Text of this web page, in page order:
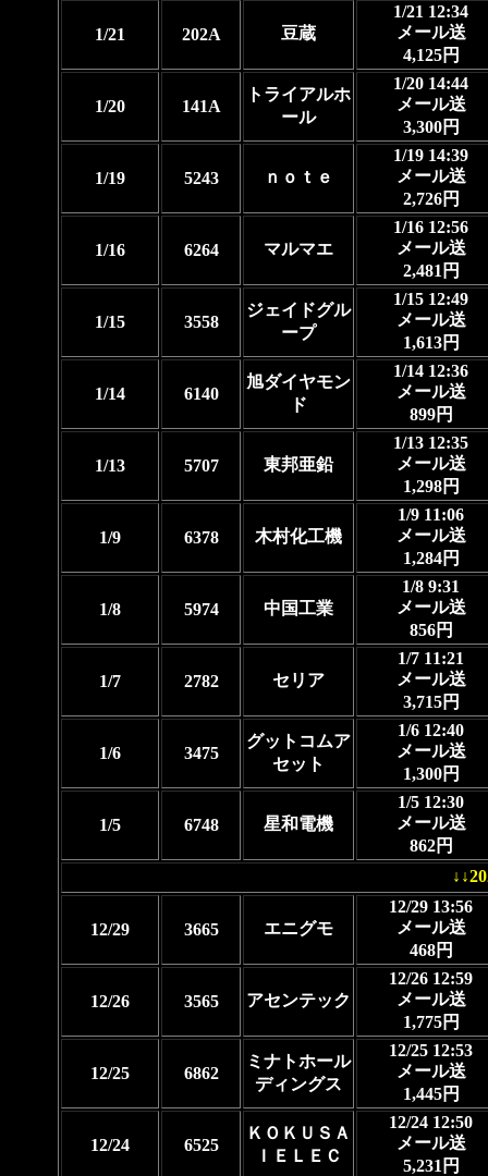
1/21 202A 豆蔵
1/21 12:34
メール送
4,125円
1/20 141A
トライアルホ
ール
1/20 14:44
メール送
3,300円
1/19 5243 ｎｏｔｅ
1/19 14:39
メール送
2,726円
1/16 6264 マルマエ
1/16 12:56
メール送
2,481円
1/15 3558
ジェイドグル
ープ
1/15 12:49
メール送
1,613円
1/14 6140
旭ダイヤモン
ド
1/14 12:36
メール送
899円
1/13 5707 東邦亜鉛
1/13 12:35
メール送
1,298円
1/9 6378 木村化工機
1/9 11:06
メール送
1,284円
1/8 5974 中国工業
1/8 9:31
メール送
856円
1/7 2782 セリア
1/7 11:21
メール送
3,715円
1/6 3475
グットコムア
セット
1/6 12:40
メール送
1,300円
1/5 6748 星和電機
1/5 12:30
メール送
862円
12/29 3665 エニグモ
12/29 13:56
メール送
468円
12/26 3565 アセンテック
12/26 12:59
メール送
1,775円
12/25 6862
ミナトホール
ディングス
12/25 12:53
メール送
1,445円
12/24 6525
ＫＯＫＵＳＡ
ＩＥＬＥＣ
12/24 12:50
メール送
5,231円